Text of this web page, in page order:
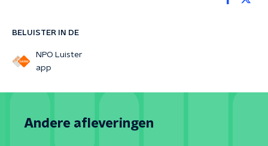
BELUISTER IN DE
NPO Luister
app
Andere afleveringen